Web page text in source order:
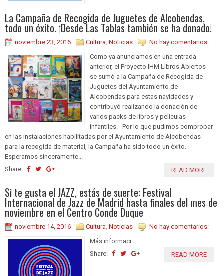
La Campaña de Recogida de Juguetes de Alcobendas,
todo un éxito. ¡Desde Las Tablas también se ha donado!
noviembre 23, 2016 Cultura, Noticias
No hay comentarios:
Como ya anunciamos en una entrada
anterior, el Proyecto IHM Libros Abiertos
se sumó a la Campaña de Recogida de
Juguetes del Ayuntamiento de
Alcobendas para estas navidades y
contribuyó realizando la donación de
varios packs de libros y películas
infantiles. Por lo que pudimos comprobar
en las instalaciones habilitadas por el Ayuntamiento de Alcobendas
para la recogida de material, la Campaña ha sido todo un éxito.
Esperamos sinceramente...
Share:
READ MORE
Si te gusta el JAZZ, estás de suerte: Festival
Internacional de Jazz de Madrid hasta finales del mes de
noviembre en el Centro Conde Duque
noviembre 14, 2016 Cultura, Noticias
No hay comentarios:
Más informaci...
Share:
READ MORE